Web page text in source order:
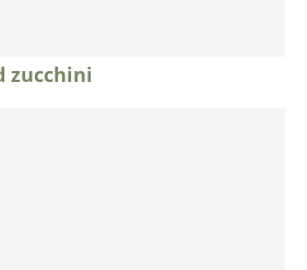
zucchini